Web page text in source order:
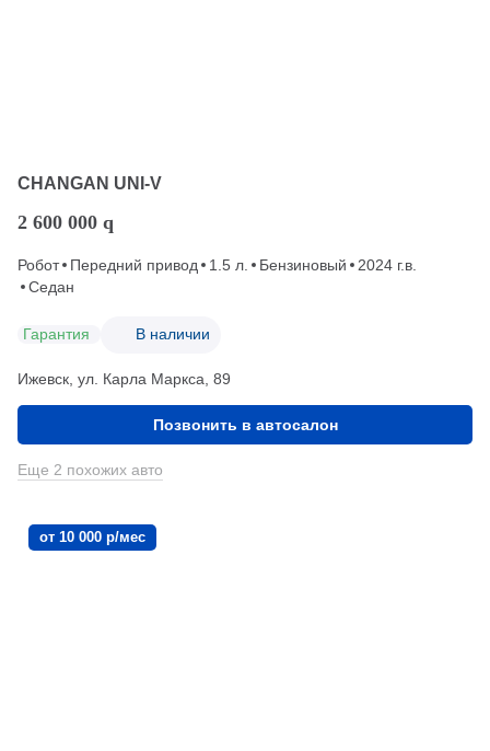
CHANGAN UNI-V
2 600 000 q
Робот Передний привод 1.5 л. Бензиновый
2024 г.в.
Седан
Гарантия В наличии
Ижевск, ул. Карла Маркса, 89
Позвонить в автосалон
Еще 2 похожих авто
от 10 000 р/мес